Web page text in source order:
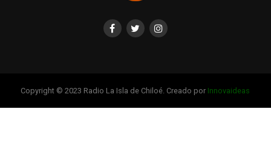
Copyright © 2023 Radio La Isla de Chiloé. Creado por Innovaideas